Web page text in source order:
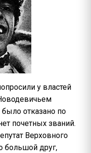
у властей
отказано по
почетных званий.
Верховного
большой друг,